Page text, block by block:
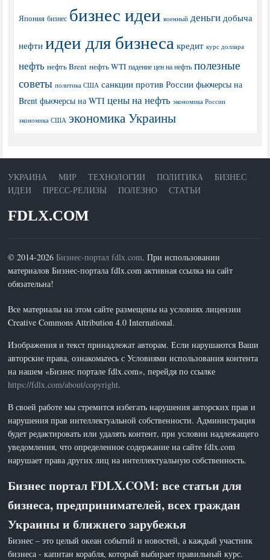
Япония бизнес бизнес идеи военный деньги добыча
нефти идеи для бизнеса кредит курс доллара
нефть нефть Brent нефть WTI падение цен на нефть полезные
советы политика США санкции против России фьючерсы на
Brent фьючерсы на WTI цены на нефть экономика России
экономика США экономика Украины
УКРАИНА МИР ТЕХНОЛОГИИ ПОЛИТИКА
БИЗНЕС
ИДЕИ
ПРЕСС-РЕЛИЗЫ ПОЛЕЗНО СТАТЬИ
FDLX.COM
© 2014-2026 Бизнес-портал fdlx.com. При использовании
материалов Бизнес-портала fdlx.com активная ссылка на сайт
обязательна!
Все материалы на этом сайте размещены на условиях лицензии
Creative Commons Attribution 4.0 International.
Изображения и текст принадлежат авторам. Если нарушаются Ваши
авторские права, ознакомьтесь с Условиями использования контента
на нашем «Бизнес портале fdlx.com», перейдя по ссылке
https://fdlx.com/about/copyright.
В своей работе мы стремится избегать нарушения авторских прав и
нарушения прав интеллектуальной собственности. Администрация
будет редактировать или удалять контент, при условии надлежащего
уведомления, что определенное содержание на сайте fdlx.com
нарушает права других лиц на интеллектуальную собственность.
Бизнес портал FDLX.COM: все статьи для
бизнеса, предпринимателей, всех граждан
Украины и ближнего зарубежья
Бизнес – это целый океан событий и новостей, а каждый участник
бизнеса - капитан корабля, который выбирает правильный курс.